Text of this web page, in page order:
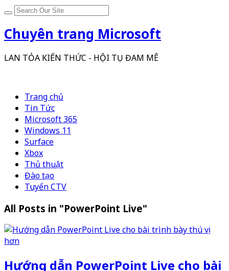
Chuyên trang Microsoft
LAN TỎA KIẾN THỨC - HỘI TỤ ĐAM MÊ
Trang chủ
Tin Tức
Microsoft 365
Windows 11
Surface
Xbox
Thủ thuật
Đào tạo
Tuyển CTV
All Posts in "PowerPoint Live"
Hướng dẫn PowerPoint Live cho bài